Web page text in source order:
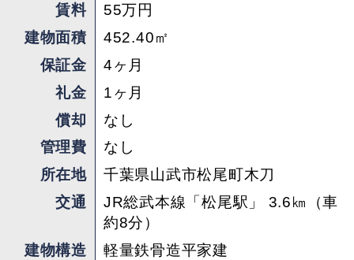
います。ペットを主体とした事業でなければ業種
は問わないとの事。「これまでの”Totoyaブラン
ド”とは全く違ったお店に変わっていくのも楽し
みだ」と笑顔のオーナー。
周辺環境について付け加えると、お店前の県道は
成田空港からのシャトルバスの運行ルートになっ
ています。その沿道には埴輪（はにわ）が何体も
立つ通称「芝山はにわ道」。山武市はイチゴの名
産地でもあり近隣には農家さんの直売所も点在。
つまりインバウンドの可能性も秘めております。
賃料
55万円
建物面積
452.40㎡
保証金
4ヶ月
礼金
1ヶ月
償却
なし
管理費
なし
所在地
千葉県山武市松尾町木刀
交通
JR総武本線「松尾駅」 3.6㎞（車
約8分）
建物構造
軽量鉄骨造平家建